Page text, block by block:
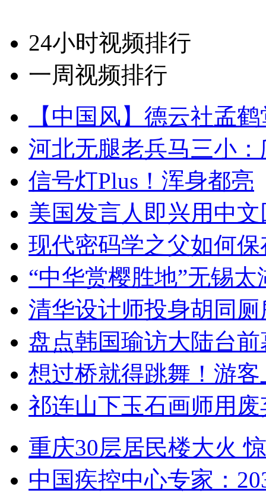
24小时视频排行
一周视频排行
【中国风】德云社孟
河北无腿老兵马三小
信号灯Plus！浑身都亮
美国发言人即兴用中
现代密码学之父如何
“中华赏樱胜地”无锡
清华设计师投身胡同
盘点韩国瑜访大陆台
想过桥就得跳舞！游客
祁连山下玉石画师用
重庆30层居民楼大火
中国疾控中心专家：